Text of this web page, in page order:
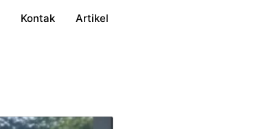
Kontak Artikel